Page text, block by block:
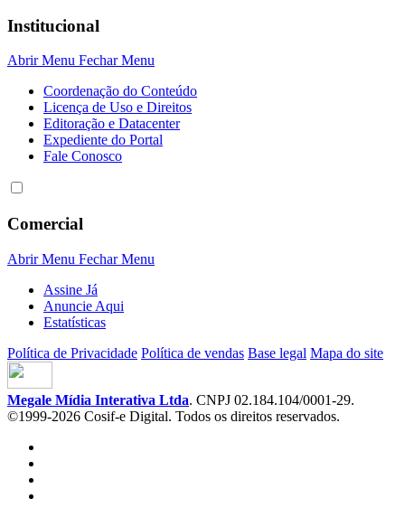
Institucional
Abrir Menu Fechar Menu
Coordenação do Conteúdo
Licença de Uso e Direitos
Editoração e Datacenter
Expediente do Portal
Fale Conosco
Comercial
Abrir Menu Fechar Menu
Assine Já
Anuncie Aqui
Estatísticas
Política de Privacidade Política de vendas Base legal Mapa do site
Megale Mídia Interativa Ltda. CNPJ 02.184.104/0001-29.
©1999-2026 Cosif-e Digital. Todos os direitos reservados.